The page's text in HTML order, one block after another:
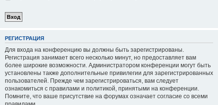
РЕГИСТРАЦИЯ
Для входа на конференцию вы должны быть зарегистрированы.
Регистрация занимает всего несколько минут, но предоставляет вам
более широкие возможности. Администратором конференции могут быть
установлены также дополнительные привилегии для зарегистрированных
пользователей. Прежде чем зарегистрироваться, вам следует
ознакомиться с правилами и политикой, принятыми на конференции.
Помните, что ваше присутствие на форумах означает согласие со всеми